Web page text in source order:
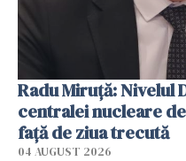
Radu Miruţă: Nivelul
centralei nucleare
faţă de ziua trecută
04 AUGUST 2026